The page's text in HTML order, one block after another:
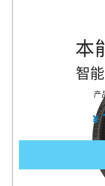
本
智
产
¥